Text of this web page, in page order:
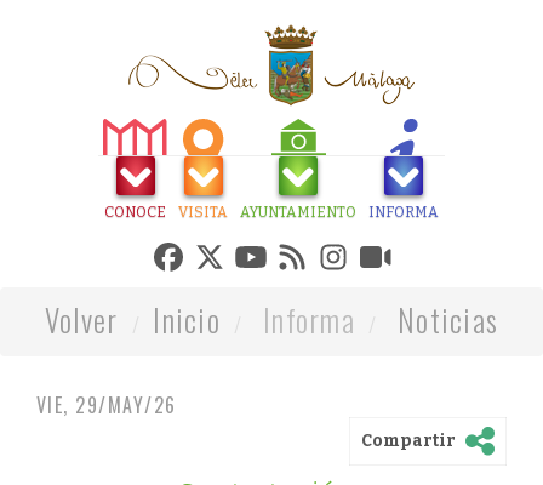
CONOCE VISITA AYUNTAMIENTO INFORMA
Volver Inicio Informa Noticias
VIE, 29/MAY/26
Compartir